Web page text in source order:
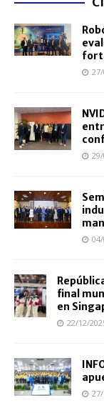
final
en
22/12/